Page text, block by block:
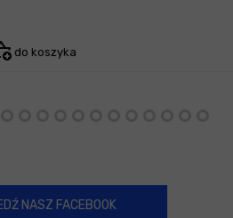
do koszyka
NASZ FACEBOOK